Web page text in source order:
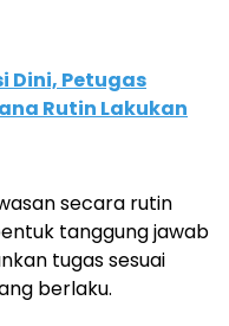
Dini, Petugas
Rutin Lakukan
secara rutin
tanggung jawab
tugas sesuai
berlaku.